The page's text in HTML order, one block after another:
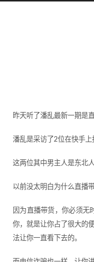
昨天听了潘乱最新一期是直
潘乱是采访了2位在快手上
这两位其中男主人是东北
以前没太明白为什么直播
因为直播带货，你必须无
你，就是让你占了很大的
法让你一直看下去的。